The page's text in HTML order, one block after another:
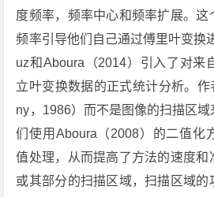
度频率，频率中心和频率扩展。这
频率引导他们自己通过傅里叶变换
uz和Aboura（2014）引入了对来
立叶变换数据的正式统计分析。
ny，1986）而不是图像的扫描区
们使用Aboura（2008）的二值化
值处理，从而提高了方法的速度和
或其部分的扫描区域，扫描区域的